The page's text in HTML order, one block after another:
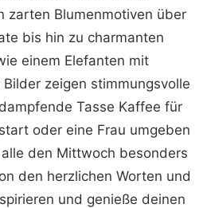
zarten Blumenmotiven über
bis hin zu charmanten
einem Elefanten mit
zeigen stimmungsvolle
Tasse Kaffee für
oder eine Frau umgeben
den Mittwoch besonders
den herzlichen Worten und
und genieße deinen